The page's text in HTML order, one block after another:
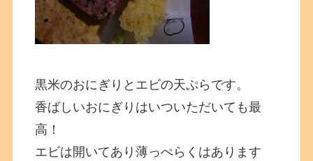
黒米のおにぎりとエビの天ぷらです。
香ばしいおにぎりはいついただいても最
高！
エビは開いてあり薄っぺらくはあります